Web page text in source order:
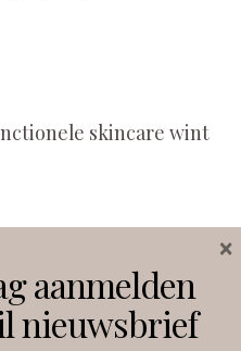
skincare wint
Facebook
aanmelden
nieuwsbrief
×